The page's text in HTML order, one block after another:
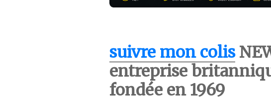
suivre mon colis
entreprise
fondée en 1969